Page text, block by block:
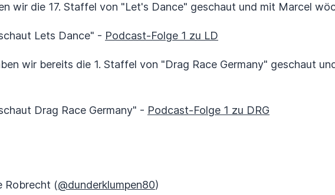
wir die 17. Staffel von "Let's Dance" geschaut und mit Marcel
Lets Dance" - Podcast-Folge 1 zu LD
wir bereits die 1. Staffel von "Drag Race Germany" geschaut
Drag Race Germany" - Podcast-Folge 1 zu DRG
Robrecht (@dunderklumpen80)